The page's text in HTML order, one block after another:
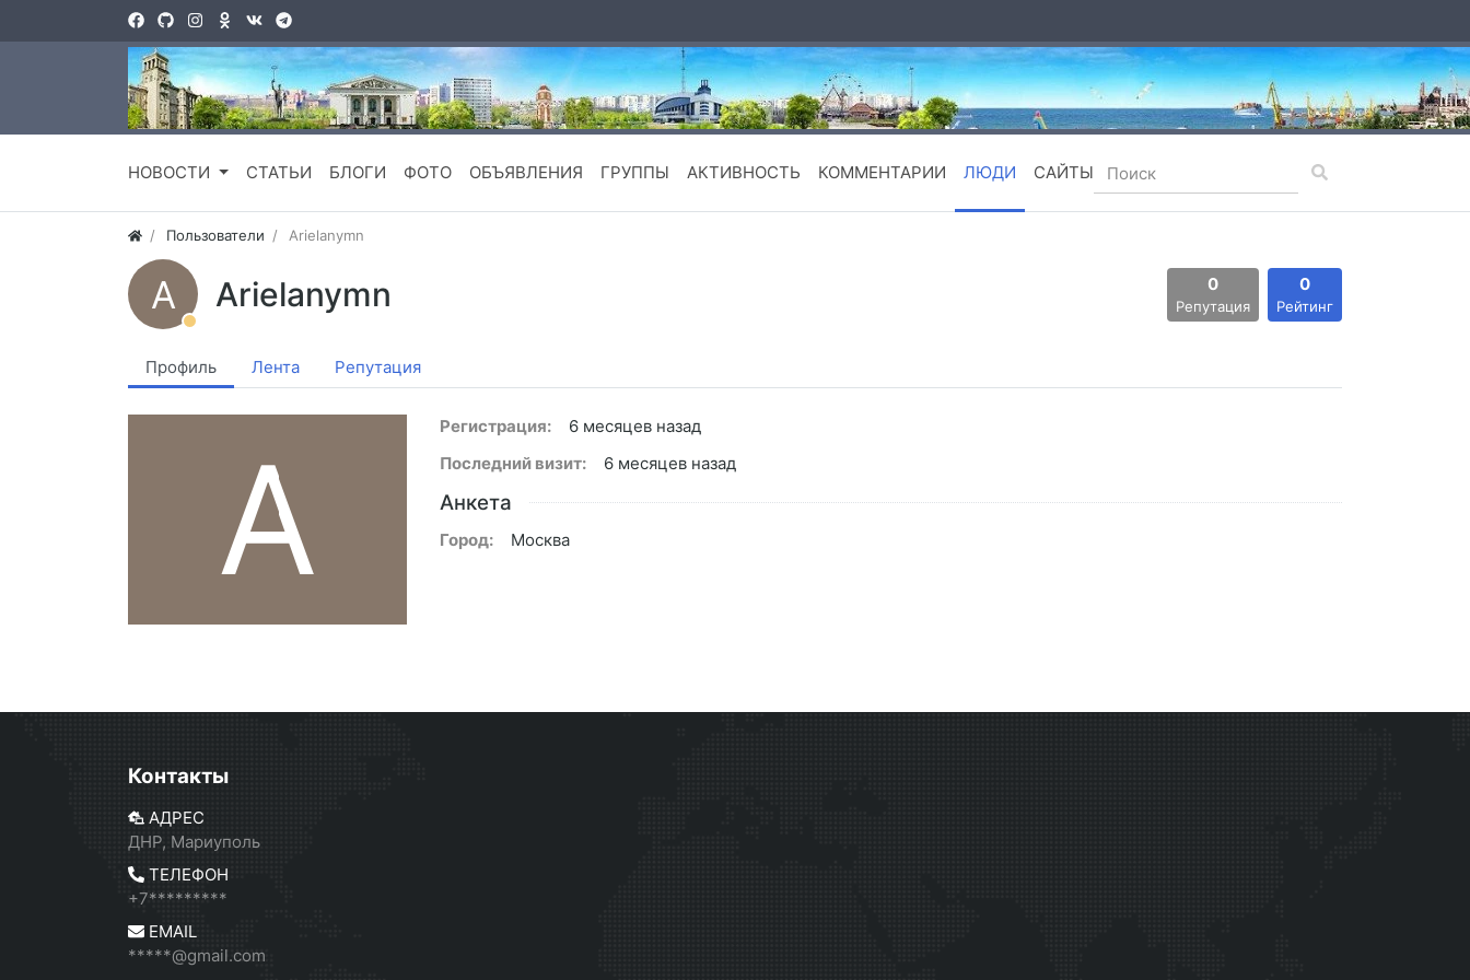
НОВОСТИ СТАТЬИ БЛОГИ ФОТО ОБЪЯВЛЕНИЯ ГРУППЫ АКТИВНОСТЬ КОММЕНТАРИИ ЛЮДИ САЙТЫ
Пользователи Arielanymn
A Arielanymn 0
Репутация
0
Рейтинг
Профиль Лента Репутация
A
Регистрация:
6 месяцев назад
Последний визит:
6 месяцев назад
Анкета
Город: Москва
Контакты
АДРЕС
ДНР, Мариуполь
ТЕЛЕФОН
+7*********
EMAIL
*****@gmail.com